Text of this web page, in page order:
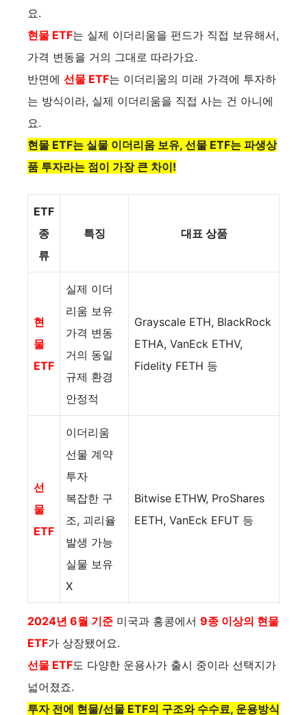
요.
현물 ETF는 실제 이더리움을 펀드가 직접 보유해서,
가격 변동을 거의 그대로 따라가요.
반면에 선물 ETF는 이더리움의 미래 가격에 투자하
는 방식이라, 실제 이더리움을 직접 사는 건 아니에
요.
현물 ETF는 실물 이더리움 보유, 선물 ETF는 파생상
품 투자라는 점이 가장 큰 차이!
ETF
종
류
특징 대표 상품
현
물
ETF
실제 이더
리움 보유
가격 변동
거의 동일
규제 환경
안정적
Grayscale ETH, BlackRock
ETHA, VanEck ETHV,
Fidelity FETH 등
선
물
ETF
이더리움
선물 계약
투자
복잡한 구
조, 괴리율
발생 가능
실물 보유
X
Bitwise ETHW, ProShares
EETH, VanEck EFUT 등
2024년 6월 기준 미국과 홍콩에서 9종 이상의 현물
ETF가 상장됐어요.
선물 ETF도 다양한 운용사가 출시 중이라 선택지가
넓어졌죠.
투자 전에 현물/선물 ETF의 구조와 수수료, 운용방식